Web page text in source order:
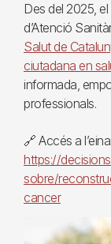
Des del 2025,
d’Atenció
Salut de
ciutadana en
informada,
professionals.
🔗 Accés a l’eina:
https://
sobre/
cancer